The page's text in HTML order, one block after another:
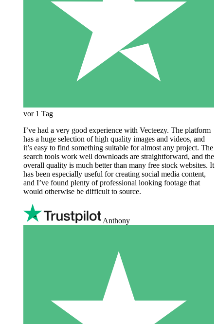
vor 1 Tag
I’ve had a very good experience with Vecteezy. The platform
has a huge selection of high quality images and videos, and
it’s easy to find something suitable for almost any project. The
search tools work well downloads are straightforward, and the
overall quality is much better than many free stock websites. It
has been especially useful for creating social media content,
and I’ve found plenty of professional looking footage that
would otherwise be difficult to source.
Anthony